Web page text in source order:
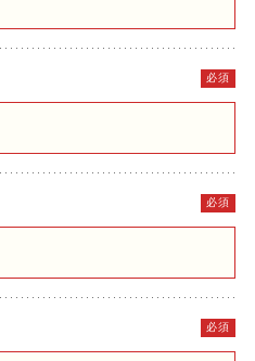
必須
必須
必須